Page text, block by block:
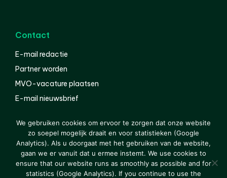
Contact
E-mail redactie
Partner worden
MVO-vacature plaatsen
E-mail nieuwsbrief
© 2000-2026 Van der Molen EIS Colofon
Disclaimer
Privacy
We gebruiken cookies om ervoor te zorgen dat onze website
zo soepel mogelijk draait en voor statistieken (Google
Analytics). Als u doorgaat met het gebruiken van de website,
gaan we er vanuit dat u ermee instemt. We use cookies to
ensure that our website runs as smoothly as possible and for
statistics (Google Analytics). If you continue to use the